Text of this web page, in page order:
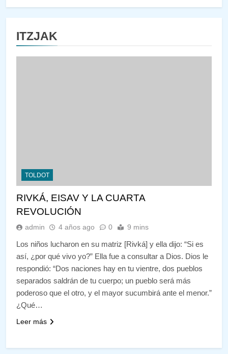
ITZJAK
TOLDOT
RIVKÁ, EISAV Y LA CUARTA
REVOLUCIÓN
admin 4 años ago 0 9 mins
Los niños lucharon en su matriz [Rivká] y ella dijo: “Si es
así, ¿por qué vivo yo?” Ella fue a consultar a Dios. Dios le
respondió: “Dos naciones hay en tu vientre, dos pueblos
separados saldrán de tu cuerpo; un pueblo será más
poderoso que el otro, y el mayor sucumbirá ante el menor.”
¿Qué…
Leer más